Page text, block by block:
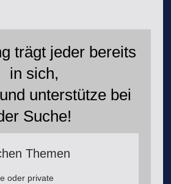
trägt jeder bereits
in sich,
unterstütze bei
Suche!
Themen
oder private